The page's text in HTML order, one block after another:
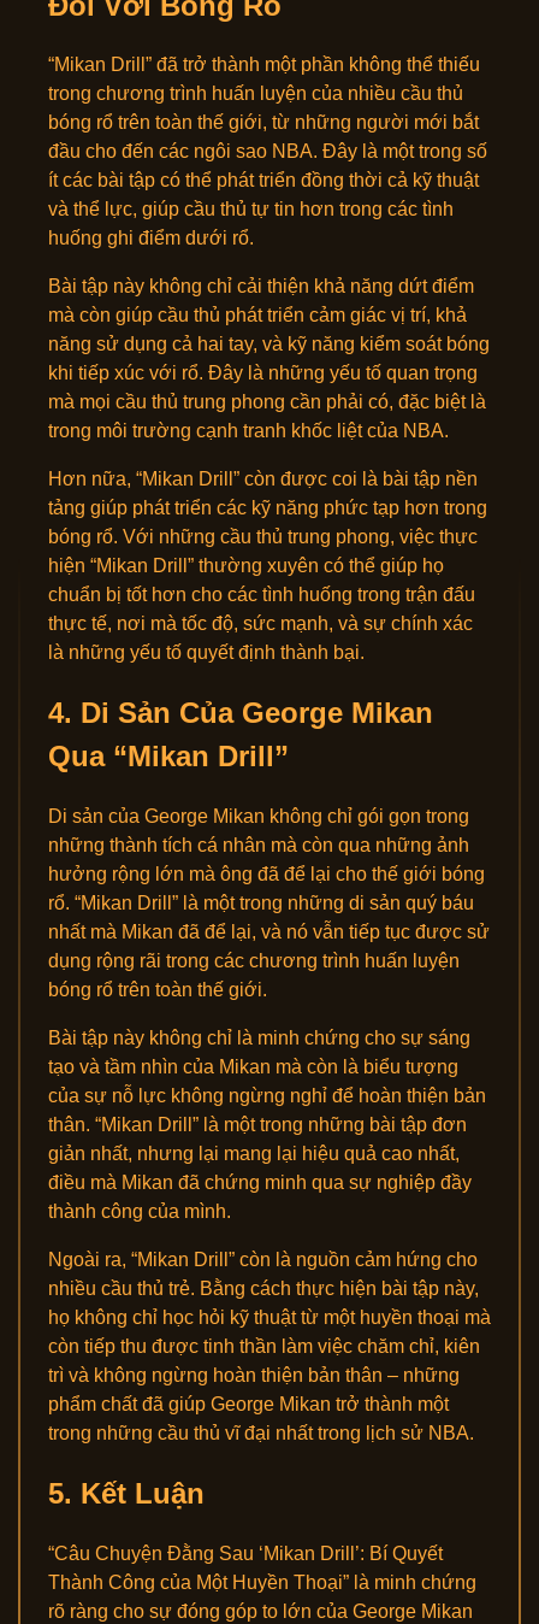
“Mikan Drill” đã trở thành một phần không thể thiếu
trong chương trình huấn luyện của nhiều cầu thủ
bóng rổ trên toàn thế giới, từ những người mới bắt
đầu cho đến các ngôi sao NBA. Đây là một trong số
ít các bài tập có thể phát triển đồng thời cả kỹ thuật
và thể lực, giúp cầu thủ tự tin hơn trong các tình
huống ghi điểm dưới rổ.
Bài tập này không chỉ cải thiện khả năng dứt điểm
mà còn giúp cầu thủ phát triển cảm giác vị trí, khả
năng sử dụng cả hai tay, và kỹ năng kiểm soát bóng
khi tiếp xúc với rổ. Đây là những yếu tố quan trọng
mà mọi cầu thủ trung phong cần phải có, đặc biệt là
trong môi trường cạnh tranh khốc liệt của NBA.
Hơn nữa, “Mikan Drill” còn được coi là bài tập nền
tảng giúp phát triển các kỹ năng phức tạp hơn trong
bóng rổ. Với những cầu thủ trung phong, việc thực
hiện “Mikan Drill” thường xuyên có thể giúp họ
chuẩn bị tốt hơn cho các tình huống trong trận đấu
thực tế, nơi mà tốc độ, sức mạnh, và sự chính xác
là những yếu tố quyết định thành bại.
4. Di Sản Của George Mikan
Qua “Mikan Drill”
Di sản của George Mikan không chỉ gói gọn trong
những thành tích cá nhân mà còn qua những ảnh
hưởng rộng lớn mà ông đã để lại cho thế giới bóng
rổ. “Mikan Drill” là một trong những di sản quý báu
nhất mà Mikan đã để lại, và nó vẫn tiếp tục được sử
dụng rộng rãi trong các chương trình huấn luyện
bóng rổ trên toàn thế giới.
Bài tập này không chỉ là minh chứng cho sự sáng
tạo và tầm nhìn của Mikan mà còn là biểu tượng
của sự nỗ lực không ngừng nghỉ để hoàn thiện bản
thân. “Mikan Drill” là một trong những bài tập đơn
giản nhất, nhưng lại mang lại hiệu quả cao nhất,
điều mà Mikan đã chứng minh qua sự nghiệp đầy
thành công của mình.
Ngoài ra, “Mikan Drill” còn là nguồn cảm hứng cho
nhiều cầu thủ trẻ. Bằng cách thực hiện bài tập này,
họ không chỉ học hỏi kỹ thuật từ một huyền thoại mà
còn tiếp thu được tinh thần làm việc chăm chỉ, kiên
trì và không ngừng hoàn thiện bản thân – những
phẩm chất đã giúp George Mikan trở thành một
trong những cầu thủ vĩ đại nhất trong lịch sử NBA.
5. Kết Luận
“Câu Chuyện Đằng Sau ‘Mikan Drill’: Bí Quyết
Thành Công của Một Huyền Thoại” là minh chứng
rõ ràng cho sự đóng góp to lớn của George Mikan